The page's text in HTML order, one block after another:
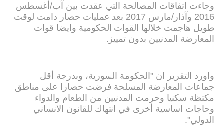
وجاءت اتفاقات المصالحة التي عقدت بين آب/أغسطس
2016 وآذار/مارس 2017 بعد عمليات حصار دامت لوقت
طويل هاجمت خلالها القوات الحكومية وايضا قوات
المعارضة المدنيين بدون تمييز.
واورد التقرير ان "الحكومة السورية، وبدرجة أقل
جماعات المعارضة المسلحة فرضت حصارا على مناطق
مكتظة سكنيا وحرمت المدنيين من الطعام والدواء
وحاجات اساسية أخرى في انتهاك للقانون الانساني
الدولي".